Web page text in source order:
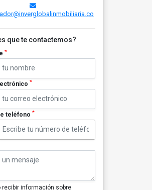
que te contactemos?
*
*
teléfono *
recibir información sobre